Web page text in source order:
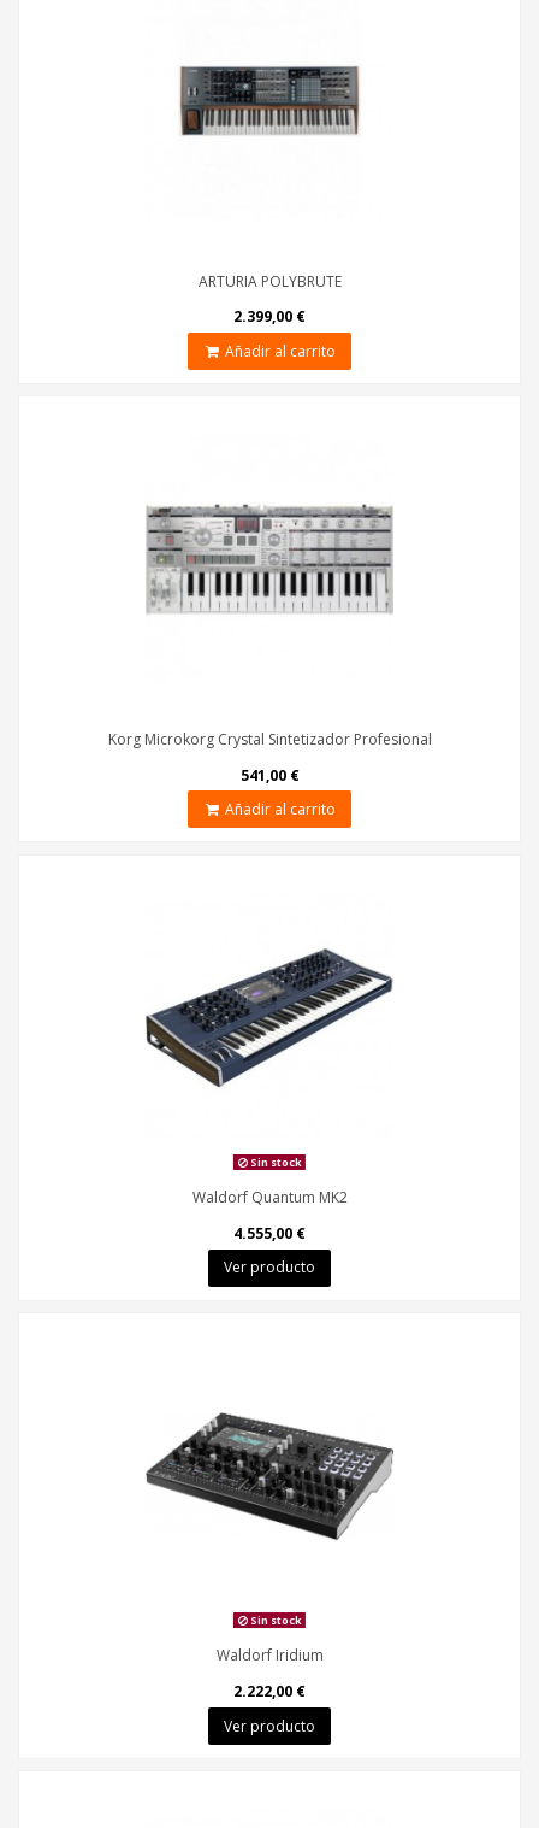
ARTURIA POLYBRUTE
2.399,00 €
Añadir al carrito
Korg Microkorg Crystal Sintetizador Profesional
541,00 €
Añadir al carrito
Sin stock
Waldorf Quantum MK2
4.555,00 €
Ver producto
Sin stock
Waldorf Iridium
2.222,00 €
Ver producto